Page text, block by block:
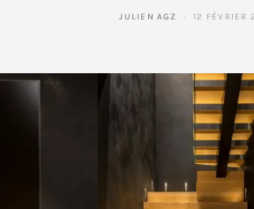
JULIEN AGZ 12 FÉVRIER